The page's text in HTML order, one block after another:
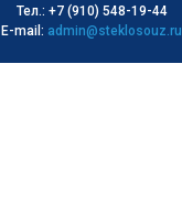
Тел.: +7 (910) 548-19-44
E-mail: admin@steklosouz.ru